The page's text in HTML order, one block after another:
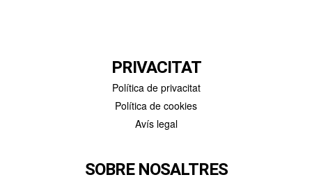
PRIVACITAT
Política de privacitat
Política de cookies
Avís legal
SOBRE NOSALTRES